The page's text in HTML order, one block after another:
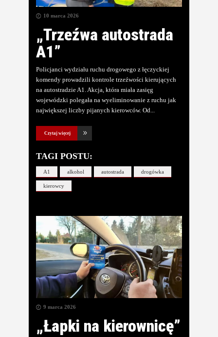
10 marca 2026
„Trzeźwa autostrada
A1”
Policjanci wydziału ruchu drogowego z łęczyckiej
komendy prowadzili kontrole trzeźwości kierujących
na autostradzie A1. Akcja, która miała zasięg
wojewódzki polegała na wyeliminowanie z ruchu jak
największej liczby pijanych kierowców. Od
Czytaj więcej
TAGI POSTU:
A1 alkohol autostrada drogówka
kierowcy
9 marca 2026
„Łapki na kierownicę”